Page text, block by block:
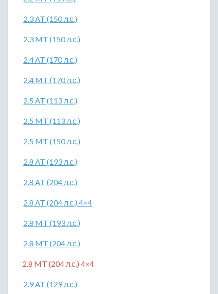
2.3 AT (150 л.с.)
2.3 MT (150 л.с.)
2.4 AT (170 л.с.)
2.4 MT (170 л.с.)
2.5 AT (113 л.с.)
2.5 MT (113 л.с.)
2.5 MT (150 л.с.)
2.8 AT (193 л.с.)
2.8 AT (204 л.с.)
2.8 AT (204 л.с.) 4×4
2.8 MT (193 л.с.)
2.8 MT (204 л.с.)
2.8 MT (204 л.с.) 4×4
2.9 AT (129 л.с.)